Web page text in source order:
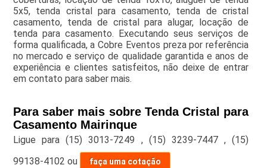
5x5, tenda cristal para casamento, tenda de cristal
casamento, tenda de cristal para alugar, locação de
tenda para casamento. Executando seus serviços de
forma qualificada, a Cobre Eventos preza por referência
no mercado e serviço de qualidade garantida e anos de
experiência e clientes satisfeitos, não deixe de entrar
em contato para saber mais.
Para saber mais sobre Tenda Cristal para
Casamento Mairinque
Ligue para(15) 3013-7249 , (15) 3239-7447 ,(15)
99138-4102 ou faça uma cotação